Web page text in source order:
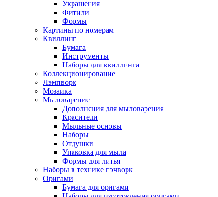
Украшения
Фитили
Формы
Картины по номерам
Квиллинг
Бумага
Инструменты
Наборы для квиллинга
Коллекционирование
Лэмпворк
Мозаика
Мыловарение
Дополнения для мыловарения
Красители
Мыльные основы
Наборы
Отдушки
Упаковка для мыла
Формы для литья
Наборы в технике пэчворк
Оригами
Бумага для оригами